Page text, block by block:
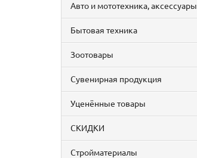
Авто и мототехника, аксессуары
Бытовая техника
Зоотовары
Сувенирная продукция
Уценённые товары
СКИДКИ
Стройматериалы